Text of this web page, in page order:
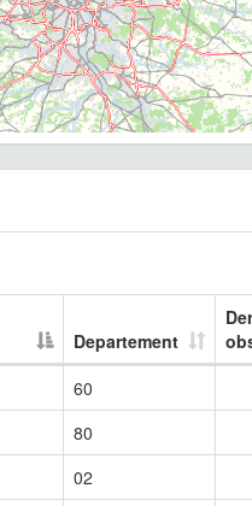
Departement
60
80
02